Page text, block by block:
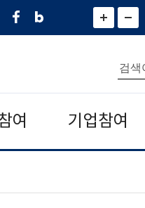
페
네
그
)
화
면
면
소
통
합
검
색
여 기업참여